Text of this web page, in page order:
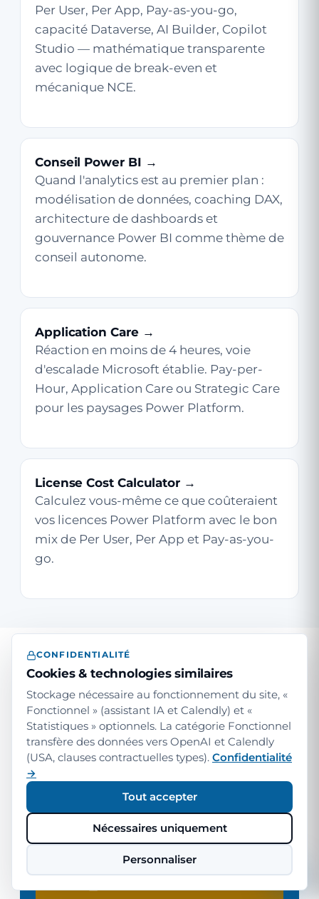
Per User, Per App, Pay-as-you-go,
capacité Dataverse, AI Builder, Copilot
Studio — mathématique transparente
avec logique de break-even et
mécanique NCE.
Conseil Power BI →
Quand l'analytics est au premier plan :
modélisation de données, coaching DAX,
architecture de dashboards et
gouvernance Power BI comme thème de
conseil autonome.
Application Care →
Réaction en moins de 4 heures, voie
d'escalade Microsoft établie. Pay-per-
Hour, Application Care ou Strategic Care
pour les paysages Power Platform.
License Cost Calculator →
Calculez vous-même ce que coûteraient
vos licences Power Platform avec le bon
mix de Per User, Per App et Pay-as-you-
go.
30 MIN · GRATUIT · SANS
ENGAGEMENT
Premier échange sur votre
conseil Power Platform.
Racontez-nous vos processus et votre projet.
Nous écoutons, classons et donnons une
évaluation honnête — si la Power Platform vous
convient, quelle classe de licence a du sens et
quel cadre d'investissement réaliste. Si un autre
produit convient mieux, nous le disons.
CONFIDENTIALITÉ
Cookies & technologies similaires
Stockage nécessaire au fonctionnement du site, «
Fonctionnel » (assistant IA et Calendly) et «
Statistiques » optionnels. La catégorie Fonctionnel
transfère des données vers OpenAI et Calendly
(USA, clauses contractuelles types). Confidentialité
→
Tout accepter
Nécessaires uniquement
Personnaliser